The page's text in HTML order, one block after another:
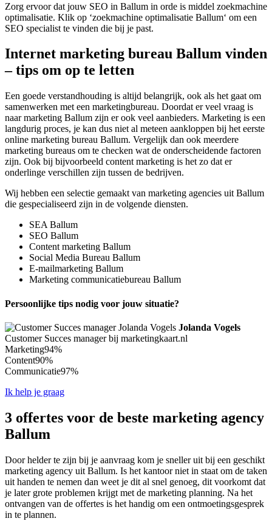
Zorg ervoor dat jouw SEO in Ballum in orde is middel zoekmachine
optimalisatie. Klik op ‘zoekmachine optimalisatie Ballum‘ om een
SEO specialist te vinden die bij je past.
Internet marketing bureau Ballum vinden
– tips om op te letten
Een goede verstandhouding is altijd belangrijk, ook als het gaat om
samenwerken met een marketingbureau. Doordat er veel vraag is
naar marketing Ballum zijn er ook veel aanbieders. Marketing is een
langdurig proces, je kan dus niet al meteen aankloppen bij het eerste
online marketing bureau Ballum. Vergelijk dan ook meerdere
marketing bureaus om te checken wat de onderscheidende factoren
zijn. Ook bij bijvoorbeeld content marketing is het zo dat er
onderlinge verschillen zijn tussen de bedrijven.
Wij hebben een selectie gemaakt van marketing agencies uit Ballum
die gespecialiseerd zijn in de volgende diensten.
SEA Ballum
SEO Ballum
Content marketing Ballum
Social Media Bureau Ballum
E-mailmarketing Ballum
Marketing communicatiebureau Ballum
Persoonlijke tips nodig voor jouw situatie?
Jolanda Vogels
Customer Succes manager bij marketingkaart.nl
Marketing94%
Content90%
Communicatie97%
Ik help je graag
3 offertes voor de beste marketing agency
Ballum
Door helder te zijn bij je aanvraag kom je sneller uit bij een geschikt
marketing agency uit Ballum. Is het kantoor niet in staat om de taken
uit handen te nemen dan weet je dit al snel genoeg, dit voorkomt dat
je later grote problemen krijgt met de marketing planning. Na het
ontvangen van de offertes is het handig om een ontmoetingsgesprek
in te plannen.